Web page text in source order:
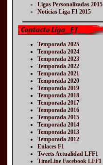
Ligas Personalizadas 2015
Noticias Liga F1 2015
Temporada 2025
Temporada 2024
Temporada 2023
Temporada 2022
Temporada 2021
Temporada 2020
Temporada 2019
Temporada 2018
Temporada 2017
Temporada 2016
Temporada 2015
Temporada 2014
Temporada 2013
Temporada 2012
Enlaces F1
Tweets Actualidad LFF1
TimeLine Facebook LFF1